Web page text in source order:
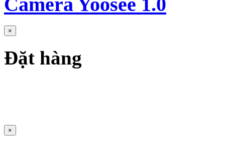
×
Đặt hàng
×